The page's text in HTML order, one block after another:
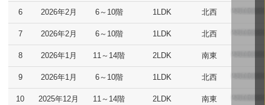
6 2026年2月 6～10階 1LDK 北西
7 2026年2月 6～10階 1LDK 北西
8 2026年1月 11～14階 2LDK 南東
9 2026年1月 6～10階 1LDK 北西
10 2025年12月 11～14階 2LDK 南東